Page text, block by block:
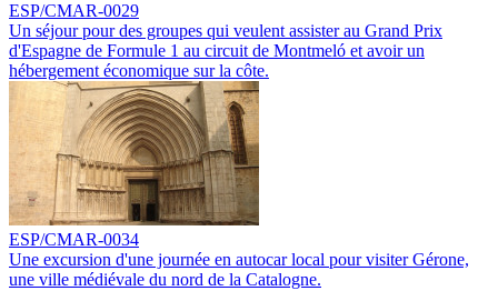
ESP/CMAR-0029
Un séjour pour des groupes qui veulent assister au Grand Prix
d'Espagne de Formule 1 au circuit de Montmeló et avoir un
hébergement économique sur la côte.
ESP/CMAR-0034
Une excursion d'une journée en autocar local pour visiter Gérone,
une ville médiévale du nord de la Catalogne.